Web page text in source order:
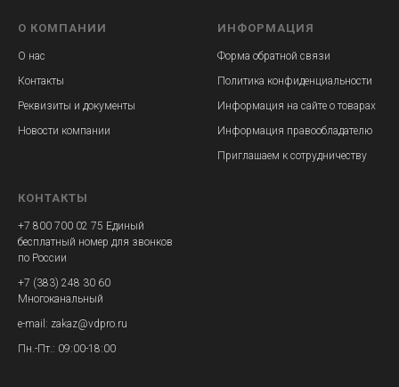
О КОМПАНИИ
О нас
Контакты
Реквизиты и документы
Новости компании
ИНФОРМАЦИЯ
Форма обратной связи
Политика конфиденциальности
Информация на сайте о товарах
Информация правообладателю
Приглашаем к сотрудничеству
КОНТАКТЫ
+7 800 700 02 75 Единый
бесплатный номер для звонков
по России
+7 (383) 248 30 60
Многоканальный
e-mail: zakaz@vdpro.ru
Пн.-Пт.: 09:00-18:00